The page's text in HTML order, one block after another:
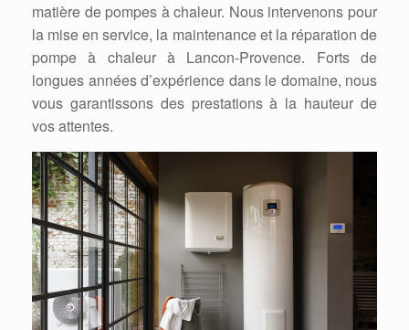
matière de pompes à chaleur. Nous intervenons pour
la mise en service, la maintenance et la réparation de
pompe à chaleur à Lancon-Provence. Forts de
longues années d’expérience dans le domaine, nous
vous garantissons des prestations à la hauteur de
vos attentes.